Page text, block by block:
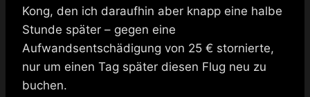
Kong, den ich daraufhin aber knapp eine halbe
Stunde später – gegen eine
Aufwandsentschädigung von 25 € stornierte,
nur um einen Tag später diesen Flug neu zu
buchen.